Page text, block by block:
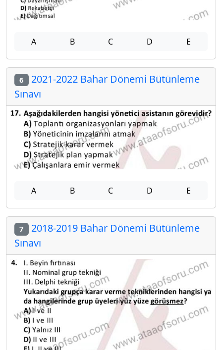
A B C D E
6 2021-2022 Bahar Dönemi Bütünleme
Sınavı
A B C D E
7 2018-2019 Bahar Dönemi Bütünleme
Sınavı